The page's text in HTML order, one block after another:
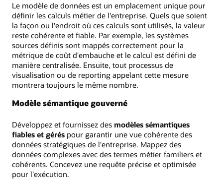
Le modèle de données est un emplacement unique pour
définir les calculs métier de l'entreprise. Quels que soient
la façon ou l'endroit où ces calculs sont utilisés, la valeur
reste cohérente et fiable. Par exemple, les systèmes
sources définis sont mappés correctement pour la
métrique de coût d'embauche et le calcul est défini de
manière centralisée. Ensuite, tout processus de
visualisation ou de reporting appelant cette mesure
montrera toujours le même nombre.
Modèle sémantique gouverné
Développez et fournissez des modèles sémantiques
fiables et gérés pour garantir une vue cohérente des
données stratégiques de l'entreprise. Mappez des
données complexes avec des termes métier familiers et
cohérents. Concevez une requête précise et optimisée
pour l'exécution.